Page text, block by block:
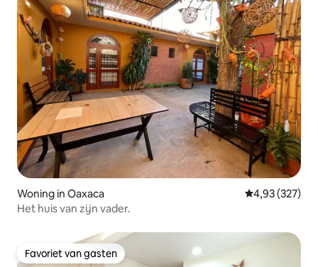
Woning in Oaxaca Gemiddelde
4,93 (327)
Het huis van zijn vader.
Favoriet van gasten
Favoriet van gasten